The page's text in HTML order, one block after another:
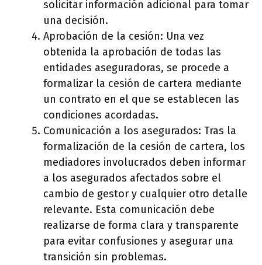
solicitar información adicional para tomar
una decisión.
Aprobación de la cesión: Una vez
obtenida la aprobación de todas las
entidades aseguradoras, se procede a
formalizar la cesión de cartera mediante
un contrato en el que se establecen las
condiciones acordadas.
Comunicación a los asegurados: Tras la
formalización de la cesión de cartera, los
mediadores involucrados deben informar
a los asegurados afectados sobre el
cambio de gestor y cualquier otro detalle
relevante. Esta comunicación debe
realizarse de forma clara y transparente
para evitar confusiones y asegurar una
transición sin problemas.